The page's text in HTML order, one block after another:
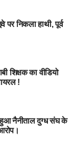
पर निकला हाथी, पूर्व
शिक्षक का वीडियो
!
नैनीताल दुग्ध संघ के